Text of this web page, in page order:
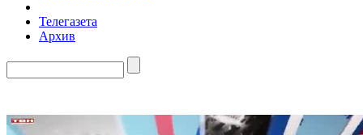
Телегазета
Архив